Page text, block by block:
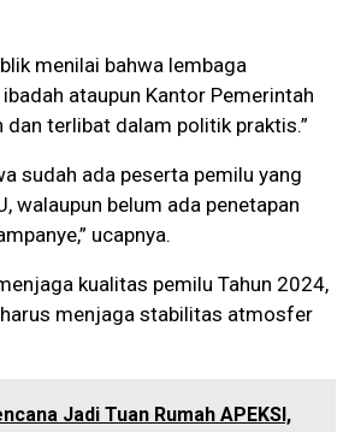
menilai bahwa lembaga
ataupun Kantor Pemerintah
dan terlibat dalam politik praktis.”
sudah ada peserta pemilu yang
walaupun belum ada penetapan
ucapnya.
kualitas pemilu Tahun 2024,
menjaga stabilitas atmosfer
Jadi Tuan Rumah APEKSI,